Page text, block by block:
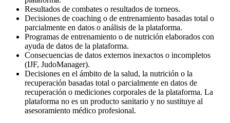
Resultados de combates o resultados de torneos.
Decisiones de coaching o de entrenamiento basadas total o
parcialmente en datos o análisis de la plataforma.
Programas de entrenamiento o de nutrición elaborados con
ayuda de datos de la plataforma.
Consecuencias de datos externos inexactos o incompletos
(IJF, JudoManager).
Decisiones en el ámbito de la salud, la nutrición o la
recuperación basadas total o parcialmente en datos de
recuperación o mediciones corporales de la plataforma. La
plataforma no es un producto sanitario y no sustituye al
asesoramiento médico profesional.